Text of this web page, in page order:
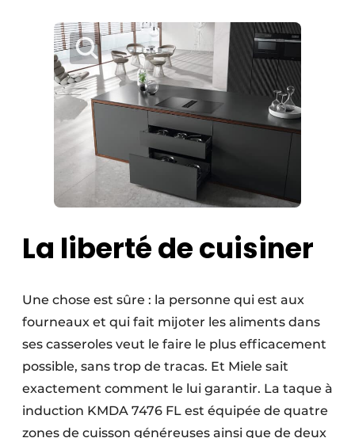
La liberté de cuisiner
Une chose est sûre : la personne qui est aux
fourneaux et qui fait mijoter les aliments dans
ses casseroles veut le faire le plus efficacement
possible, sans trop de tracas. Et Miele sait
exactement comment le lui garantir. La taque à
induction KMDA 7476 FL est équipée de quatre
zones de cuisson généreuses ainsi que de deux